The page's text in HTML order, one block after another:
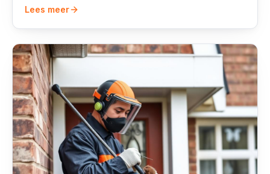
Lees meer